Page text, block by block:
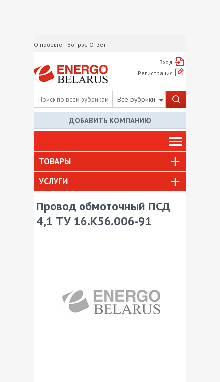
О проекте Вопрос-Ответ
Вход
Регистрация
Все рубрики
ДОБАВИТЬ КОМПАНИЮ
ТОВАРЫ
УСЛУГИ
Провод обмоточный ПСД
4,1 ТУ 16.К56.006-91